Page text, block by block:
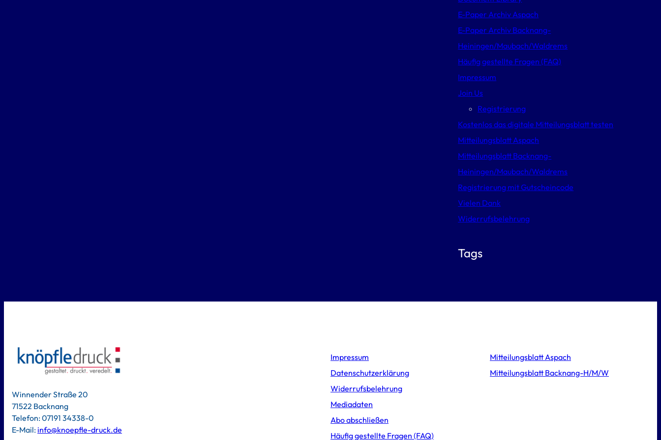
E-Paper Archiv Aspach
E-Paper Archiv Backnang-
Heiningen/Maubach/Waldrems
Häufig gestellte Fragen (FAQ)
Impressum
Join Us
Registrierung
Kostenlos das digitale Mitteilungsblatt testen
Mitteilungsblatt Aspach
Mitteilungsblatt Backnang-
Heiningen/Maubach/Waldrems
Registrierung mit Gutscheincode
Vielen Dank
Widerrufsbelehrung
Tags
Winnender Straße 20
71522 Backnang
Telefon: 07191 34338-0
E-Mail: info@knoepfle-druck.de
Impressum
Datenschutzerklärung
Widerrufsbelehrung
Mediadaten
Abo abschließen
Häufig gestellte Fragen (FAQ)
Mitteilungsblatt Aspach
Mitteilungsblatt Backnang-H/M/W